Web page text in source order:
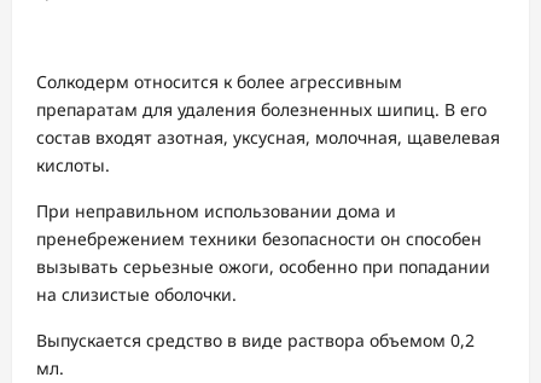
Солкодерм относится к более агрессивным
препаратам для удаления болезненных шипиц. В его
состав входят азотная, уксусная, молочная, щавелевая
кислоты.
При неправильном использовании дома и
пренебрежением техники безопасности он способен
вызывать серьезные ожоги, особенно при попадании
на слизистые оболочки.
Выпускается средство в виде раствора объемом 0,2
мл.